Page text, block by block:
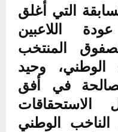
التي أغلق
اللاعبين
المنتخب
الوطني، وحيد
في أفق
الاستحقاقات
الناخب الوطني